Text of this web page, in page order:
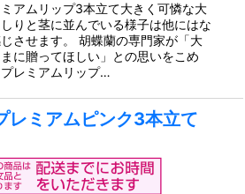
アムリップ3本立て大きく可憐な大
りと茎に並んでいる様子は他にはな
させます。 胡蝶蘭の専門家が「大
に贈ってほしい」との思いをこめ
レミアムリップ…
レミアムピンク3本立て